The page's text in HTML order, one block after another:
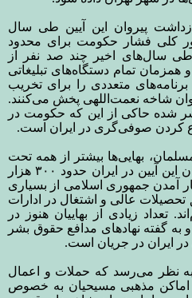
پیروان این آیین طی سال
کلی فشار حکومت برای محدود
سال‌های اخیر چند صد نفر از
همزمان تمام دستگاه‌های تبلیغاتی
برنامه‌های متعددی را برای تخریب
شاخه نعمت‌اللهی پخش می‌کنند.
شده حاکی از این که حکومت در
کردن صوفی‌گری در ایران است.
بهایی‌ها بیشتر از همه تحت
فشار قرار دارند. جمعیت پیروان این آیین در ایران حدود ۳۰۰ هزار
آمدن جمهوری اسلامی از بسیاری
عالی و اشتغال در ادارات
تعداد زیادی از بهاییان هنوز در
به گفته نهادهای مدافع حقوق بشر
نظر می‌رسد که حملات و اعمال
مذهبی مسیحیان به خصوص